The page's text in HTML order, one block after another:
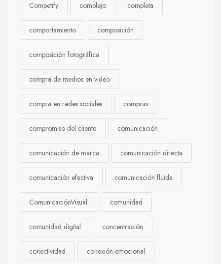
Competify complejo completa
comportamiento composición
composición fotográfica
compra de medios en video
compra en redes sociales compras
compromiso del cliente comunicación
comunicación de marca comunicación directa
comunicación efectiva comunicación fluida
ComunicaciónVisual. comunidad
comunidad digital concentración
conectividad conexión emocional